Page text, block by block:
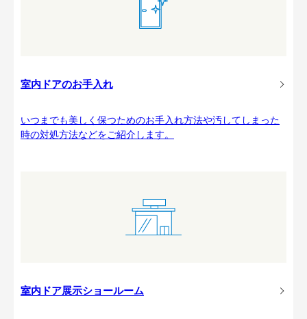
室内ドアのお手入れ
いつまでも美しく保つためのお手入れ方法や汚してしまった
時の対処方法などをご紹介します。
室内ドア展示ショールーム